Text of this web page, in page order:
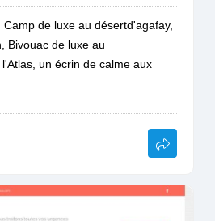
de luxe au désertd'agafay,
Bivouac de luxe au
un écrin de calme aux